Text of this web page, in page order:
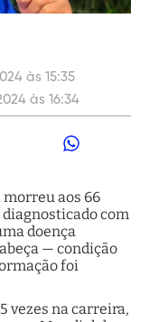
às 15:35
às 16:34
morreu aos 66
com
doença
— condição
foi
vezes na carreira,